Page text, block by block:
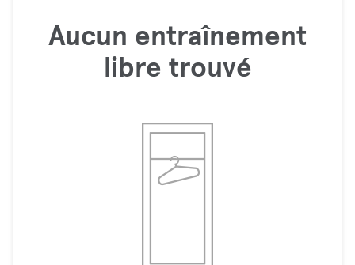
Aucun entraînement
libre trouvé